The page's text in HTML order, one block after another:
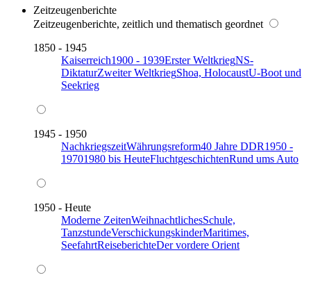
Zeitzeugenberichte
Zeitzeugenberichte, zeitlich und thematisch geordnet
1850 - 1945
Kaiserreich1900 - 1939Erster WeltkriegNS-
DiktaturZweiter WeltkriegShoa, HolocaustU-Boot und
Seekrieg
1945 - 1950
NachkriegszeitWährungsreform40 Jahre DDR1950 -
19701980 bis HeuteFluchtgeschichtenRund ums Auto
1950 - Heute
Moderne ZeitenWeihnachtlichesSchule,
TanzstundeVerschickungskinderMaritimes,
SeefahrtReiseberichteDer vordere Orient